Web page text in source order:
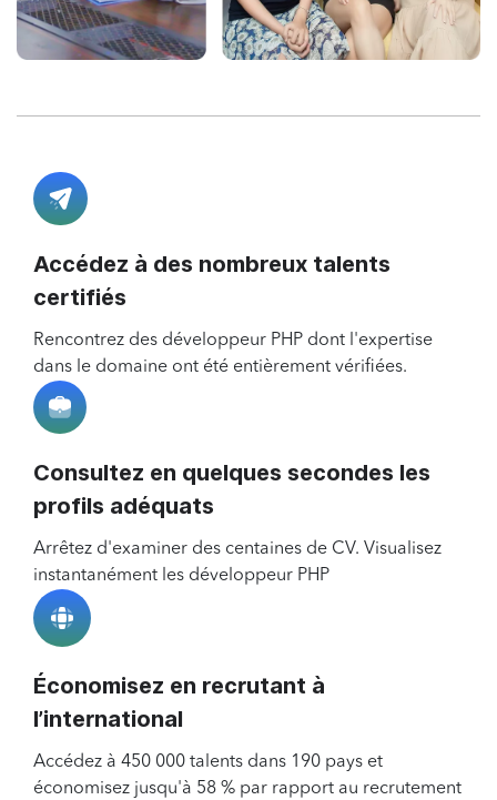
Accédez à des nombreux talents
certifiés
Rencontrez des développeur PHP dont l'expertise
dans le domaine ont été entièrement vérifiées.
Consultez en quelques secondes les
profils adéquats
Arrêtez d'examiner des centaines de CV. Visualisez
instantanément les développeur PHP
Économisez en recrutant à
l’international
Accédez à 450 000 talents dans 190 pays et
économisez jusqu'à 58 % par rapport au recrutement